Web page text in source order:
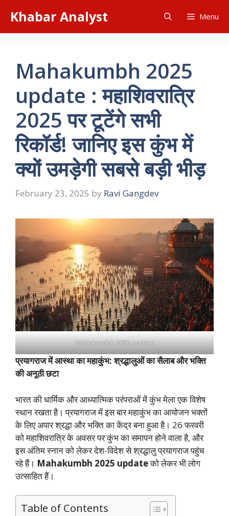
content
Khabar Analyst Menu
Mahakumbh 2025
update : महाशिवरात्रि
2025 पर टूटेंगे सभी
रिकॉर्ड! जानिए इस कुंभ में
क्यों उमड़ेगी सबसे बड़ी भीड़
February 23, 2025 by Ravi Gangdev
Mahakumbh 2025 update
प्रयागराज में आस्था का महाकुंभ: श्रद्धालुओं का सैलाब और भक्ति
की अनूठी छटा
भारत की धार्मिक और आध्यात्मिक परंपराओं में कुंभ मेला एक विशेष
स्थान रखता है। प्रयागराज में इस बार महाकुंभ का आयोजन भक्तों
के लिए अपार श्रद्धा और भक्ति का केंद्र बना हुआ है। 26 फरवरी
को महाशिवरात्रि के अवसर पर कुंभ का समापन होने वाला है, और
इस अंतिम स्नान को लेकर देश-विदेश से श्रद्धालु प्रयागराज पहुंच
रहे हैं। Mahakumbh 2025 updateको लेकर भी लोग
उत्साहित हैं।
Table of Contents